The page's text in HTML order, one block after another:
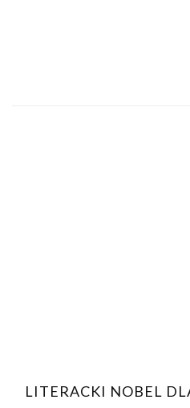
LITERACKI NOBEL